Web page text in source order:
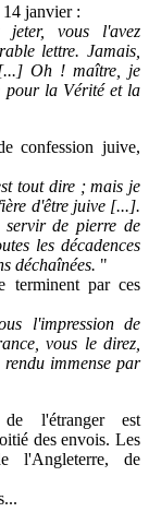
janvier :
vous l'avez
lettre. Jamais,
[...] Oh ! maître, je
pour la Vérité et la
confession juive,
tout dire ; mais je
d'être juive [...].
servir de pierre de
les décadences
déchaînées. "
terminent par ces
l'impression de
vous le direz,
immense par
l'étranger est
des envois. Les
l'Angleterre, de